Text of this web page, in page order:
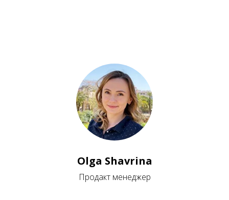
Olga Shavrina
Продакт менеджер